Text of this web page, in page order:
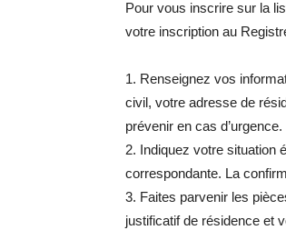
Pour vous inscrire sur la
votre inscription au
1. Renseignez vos
civil, votre adresse de
prévenir en cas d’urgence.
2. Indiquez votre situation
correspondante. La
3. Faites parvenir les
justificatif de résidence et